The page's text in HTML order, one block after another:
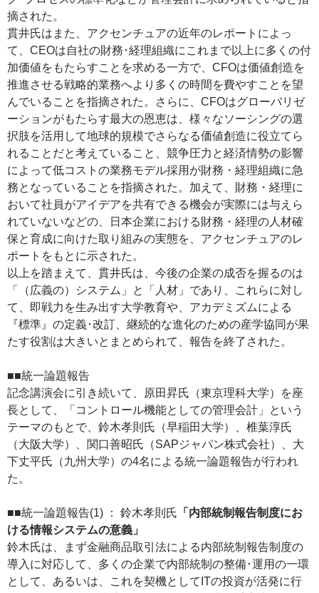
摘された。
貫井氏はまた、アクセンチュアの近年のレポートによっ
て、CEOは自社の財務･経理組織にこれまで以上に多くの付
加価値をもたらすことを求める一方で、CFOは価値創造を
推進させる戦略的業務へより多くの時間を費やすことを望
んでいることを指摘された。さらに、CFOはグローバリゼ
ーションがもたらす最大の恩恵は、様々なソーシングの選
択肢を活用して地球的規模でさらなる価値創造に役立てら
れることだと考えていること、競争圧力と経済情勢の影響
によって低コストの業務モデル採用が財務・経理組織に急
務となっていることを指摘された。加えて、財務・経理に
おいて社員がアイデアを共有できる機会が実際には与えら
れていないなどの、日本企業における財務・経理の人材確
保と育成に向けた取り組みの実態を、アクセンチュアのレ
ポートをもとに示された。
以上を踏まえて、貫井氏は、今後の企業の成否を握るのは
「（広義の）システム」と「人材」であり、これらに対し
て、即戦力を生み出す大学教育や、アカデミズムによる
『標準』の定義･改訂、継続的な進化のための産学協同が果
たす役割は大きいとまとめられて、報告を終了された。
■■統一論題報告
記念講演会に引き続いて、原田昇氏（東京理科大学）を座
長として、「コントロール機能としての管理会計」という
テーマのもとで、鈴木孝則氏（早稲田大学）、椎葉淳氏
（大阪大学）、関口善昭氏（SAPジャパン株式会社）、大
下丈平氏（九州大学）の4名による統一論題報告が行われ
た。
■■統一論題報告(1) ： 鈴木孝則氏 「内部統制報告制度にお
ける情報システムの意義」
鈴木氏は、まず金融商品取引法による内部統制報告制度の
導入に対応して、多くの企業で内部統制の整備･運用の一環
として、あるいは、これを契機としてITの投資が活発に行